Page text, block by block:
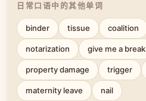
日常口语中的其他单词
binder tissue coalition
notarization give me a break
property damage trigger
maternity leave nail